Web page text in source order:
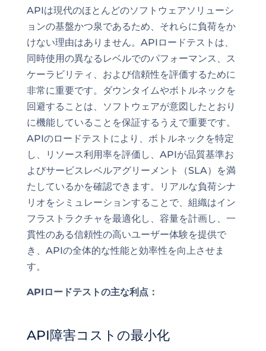
APIは現代のほとんどのソフトウェアソリューシ
ョンの基盤かつ泉であるため、それらに負荷をか
けない理由はありません。APIロードテストは、
同時使用の異なるレベルでのパフォーマンス、ス
ケーラビリティ、および信頼性を評価するために
非常に重要です。ダウンタイムやボトルネックを
回避することは、ソフトウェアが意図したとおり
に機能していることを保証するうえで重要です。
APIのロードテストにより、ボトルネックを特定
し、リソース利用率を評価し、APIが品質基準お
よびサービスレベルアグリーメント（SLA）を満
たしているかを確認できます。リアルな負荷シナ
リオをシミュレーションすることで、組織はイン
フラストラクチャを最適化し、容量を計画し、一
貫性のある信頼性の高いユーザー体験を提供で
き、APIの全体的な性能と効率性を向上させま
す。
APIロードテストの主な利点：
API障害コストの最小化